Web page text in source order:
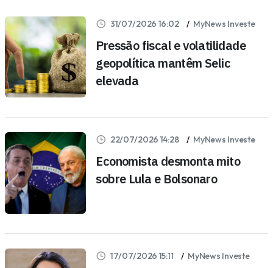
31/07/2026 16:02 MyNews Investe
Pressão fiscal e volatilidade
geopolítica mantêm Selic
elevada
22/07/2026 14:28 MyNews Investe
Economista desmonta mito
sobre Lula e Bolsonaro
17/07/2026 15:11 MyNews Investe